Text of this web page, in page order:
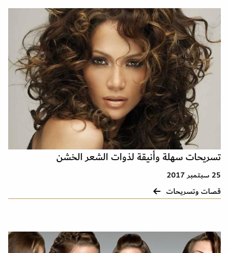
تسريحات سهلة وأنيقة لذوات الشعر الخشن
25 سبتمبر 2017
قصات وتسريحات